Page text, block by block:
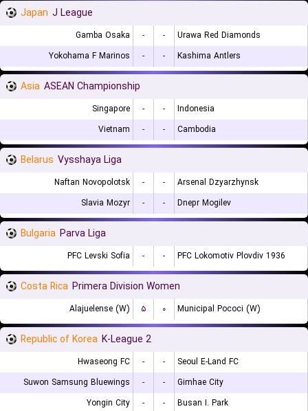
Japan J League
Gamba Osaka - -
Urawa Red Diamonds
Yokohama F Marinos
- - Kashima Antlers
Asia ASEAN Championship
Singapore - -
Indonesia
Vietnam
- - Cambodia
Belarus Vysshaya Liga
Naftan Novopolotsk - -
Arsenal Dzyarzhynsk
Slavia Mozyr
- - Dnepr Mogilev
Bulgaria Parva Liga
PFC Levski Sofia - - PFC Lokomotiv Plovdiv 1936
Costa Rica Primera Division Women
Alajuelense (W) ۵ ۰ Municipal Pococi (W)
Republic of Korea K-League 2
Hwaseong FC - -
Seoul E-Land FC
Suwon Samsung Bluewings
- -
Gimhae City
Yongin City
- -
Busan I. Park